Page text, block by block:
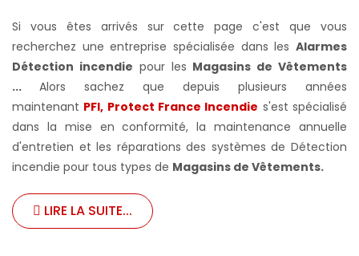
Si vous êtes arrivés sur cette page c'est que vous
recherchez une entreprise spécialisée dans les Alarmes
Détection incendie pour les Magasins de Vêtements
... Alors sachez que depuis plusieurs années
maintenant PFI, Protect France Incendie s'est spécialisé
dans la mise en conformité, la maintenance annuelle
d'entretien et les réparations des systèmes de Détection
incendie pour tous types de Magasins de Vêtements.
LIRE LA SUITE...